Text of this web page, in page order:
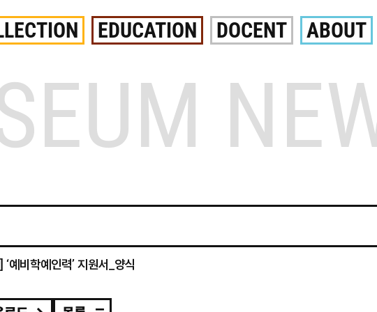
EDUCATION DOCENT ABOUT
예비학예인력’ 지원서_양식